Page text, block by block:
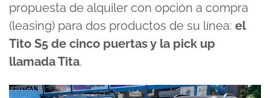
propuesta de alquiler con opción a compra
(leasing) para dos productos de su línea: el
Tito S5 de cinco puertas y la pick up
llamada Tita.